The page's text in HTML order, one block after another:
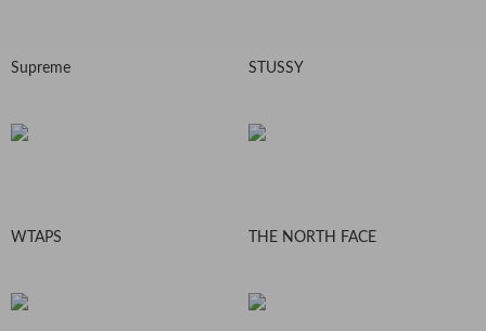
Supreme STUSSY
WTAPS THE NORTH FACE